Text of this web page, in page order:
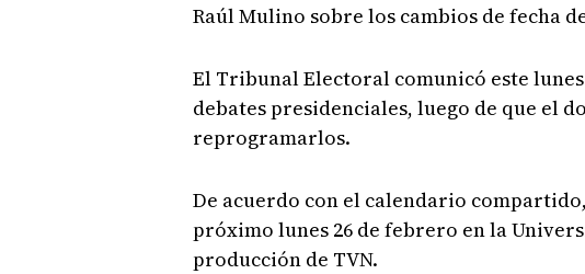
Raúl Mulino sobre los cambios de fecha
El Tribunal Electoral comunicó este
debates presidenciales, luego de que el
reprogramarlos.
De acuerdo con el calendario
próximo lunes 26 de febrero en la
producción de TVN.